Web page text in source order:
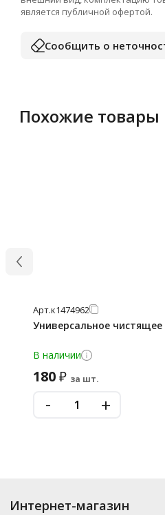
является публичной офертой.
Сообщить о
Похожие товары
Арт.к1474962
Универсальное
В наличии
180₽ за шт.
- +
Интернет-магазин